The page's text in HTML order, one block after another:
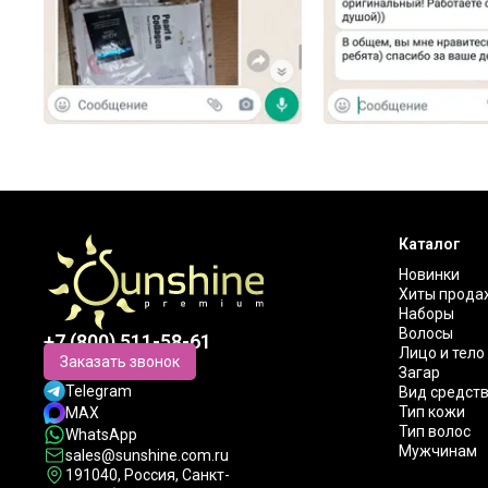
+7 (800) 511-58-61
Заказать звонок
Telegram
MAX
WhatsApp
sales@sunshine.com.ru
191040, Россия, Санкт-
Каталог
Новинки
Хиты
Наборы
Волосы
Лицо и тело
Загар
Вид
Тип кожи
Тип волос
Мужчинам